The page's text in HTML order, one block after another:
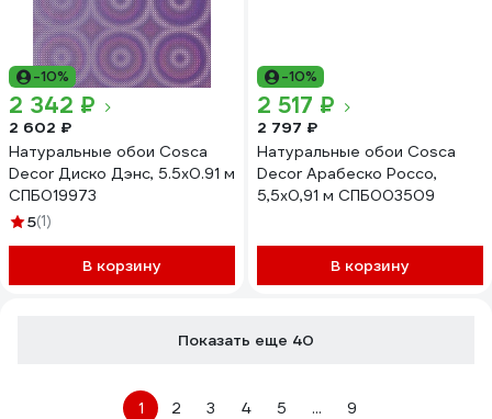
-10%
2 342 ₽
2 602 ₽
Натуральные обои Cosca
Decor Диско Дэнс, 5.5x0.91 м
СПБ019973
5(1)
В корзину
-10%
2 517 ₽
2 797 ₽
Натуральные обои Cosca
Decor Арабеско Россо,
5,5x0,91 м СПБ003509
В корзину
Показать еще 40
1 2 3 4 5 ... 9